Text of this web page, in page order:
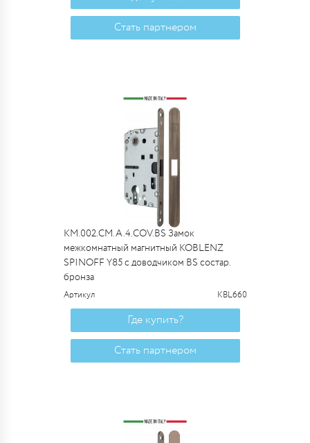
Стать партнером
KM.002.CM.A.4.COV.BS Замок
межкомнатный магнитный KOBLENZ
SPINOFF Y85 с доводчиком BS состар.
бронза
Артикул KBL660
Где купить?
Стать партнером